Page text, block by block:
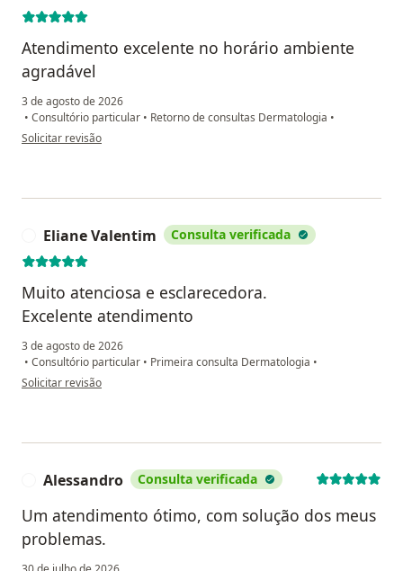
Atendimento excelente no horário ambiente
agradável
3 de agosto de 2026
• Consultório particular • Retorno de consultas Dermatologia •
na opinião do utilizador Carlos Eduardo da Silva Oliveira
Solicitar revisão
Eliane Valentim Consulta verificada
Muito atenciosa e esclarecedora.
Excelente atendimento
3 de agosto de 2026
• Consultório particular • Primeira consulta Dermatologia •
na opinião do utilizador Eliane Valentim
Solicitar revisão
Alessandro Consulta verificada
Um atendimento ótimo, com solução dos meus
problemas.